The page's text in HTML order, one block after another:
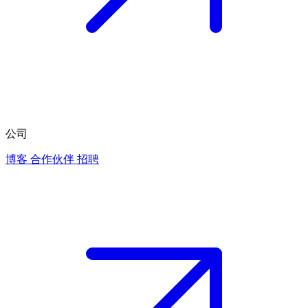
公司
博客 合作伙伴 招聘